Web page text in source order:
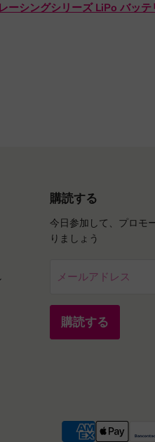
ーシングシリーズ LiPo バッテ
購読する
今日参加して、プロモ
りましょう
メールアドレス
購読する